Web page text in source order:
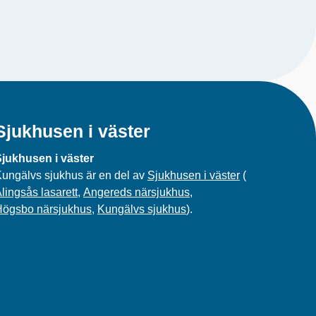
i väster
i väster
sjukhus är en del av Sjukhusen i väster (
lasarett, Angereds närsjukhus,
närsjukhus, Kungälvs sjukhus).